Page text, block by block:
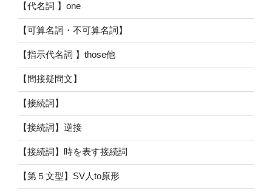
【代名詞 】one
【可算名詞・不可算名詞】
【指示代名詞 】those他
【間接疑問文】
【接続詞】
【接続詞】逆接
【接続詞】時を表す接続詞
【第５文型】SV人to原形